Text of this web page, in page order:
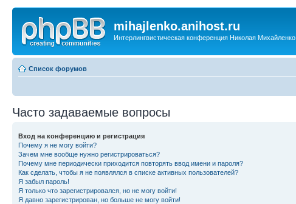
mihajlenko.anihost.ru
Интерлингвистическая конференция Николая Михайленко
Список форумов
Часто задаваемые вопросы
Вход на конференцию и регистрация
Почему я не могу войти?
Зачем мне вообще нужно регистрироваться?
Почему мне периодически приходится повторять ввод имени и пароля?
Как сделать, чтобы я не появлялся в списке активных пользователей?
Я забыл пароль!
Я только что зарегистрировался, но не могу войти!
Я давно зарегистрирован, но больше не могу войти!